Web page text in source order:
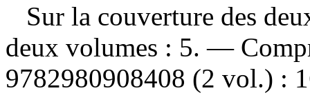
Sur la couverture des
deux volumes : 5. —
9782980908408 (2 vol.) :